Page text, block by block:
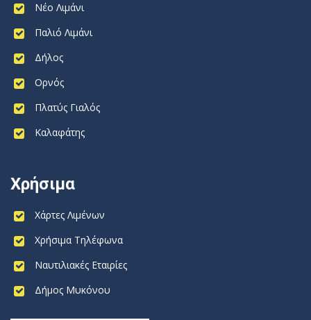
Νέο Λιμάνι
Παλιό Λιμάνι
Δήλος
Ορνός
Πλατύς Γιαλός
Καλαφάτης
Χρήσιμα
Χάρτες Λιμένων
Χρήσιμα Τηλέφωνα
Ναυτιλιακές Εταιρίες
Δήμος Μυκόνου